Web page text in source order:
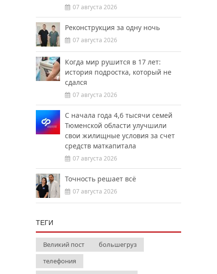
07 августа 2026
Реконструкция за одну ночь
07 августа 2026
Когда мир рушится в 17 лет:
история подростка, который не
сдался
07 августа 2026
С начала года 4,6 тысячи семей
Тюменской области улучшили
свои жилищные условия за счет
средств маткапитала
07 августа 2026
Точность решает всё
07 августа 2026
ТЕГИ
Великий пост
большегруз
телефония